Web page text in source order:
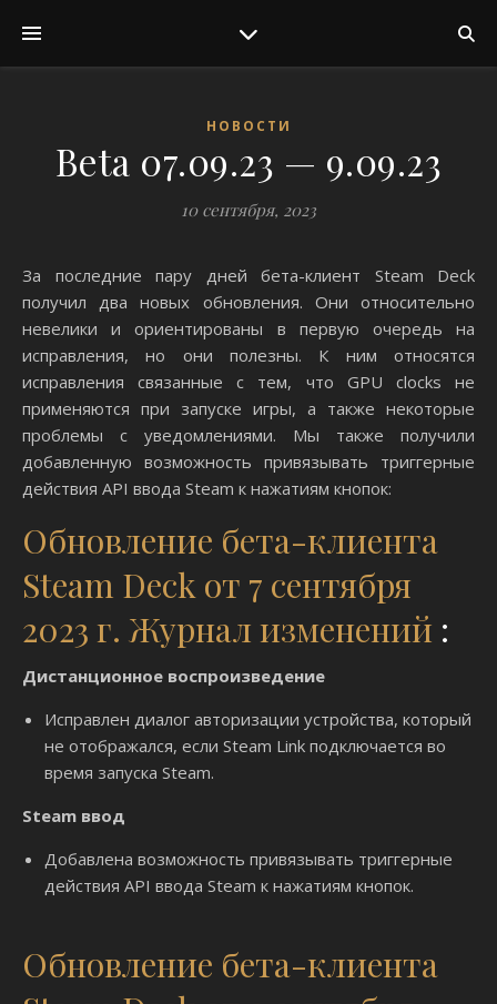
НОВОСТИ
Beta 07.09.23 — 9.09.23
10 сентября, 2023
За последние пару дней бета-клиент Steam Deck
получил два новых обновления. Они относительно
невелики и ориентированы в первую очередь на
исправления, но они полезны. К ним относятся
исправления связанные с тем, что GPU clocks не
применяются при запуске игры, а также некоторые
проблемы с уведомлениями. Мы также получили
добавленную возможность привязывать триггерные
действия API ввода Steam к нажатиям кнопок:
Обновление бета-клиента
Steam Deck от 7 сентября
2023 г. Журнал изменений :
Дистанционное воспроизведение
Исправлен диалог авторизации устройства, который
не отображался, если Steam Link подключается во
время запуска Steam.
Steam ввод
Добавлена ​​возможность привязывать триггерные
действия API ввода Steam к нажатиям кнопок.
Обновление бета-клиента